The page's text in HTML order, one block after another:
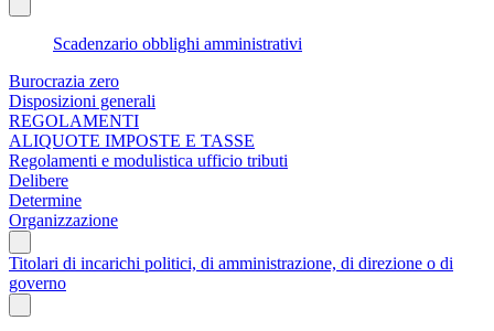
Scadenzario obblighi amministrativi
Burocrazia zero
Disposizioni generali
REGOLAMENTI
ALIQUOTE IMPOSTE E TASSE
Regolamenti e modulistica ufficio tributi
Delibere
Determine
Organizzazione
Titolari di incarichi politici, di amministrazione, di direzione o di
governo